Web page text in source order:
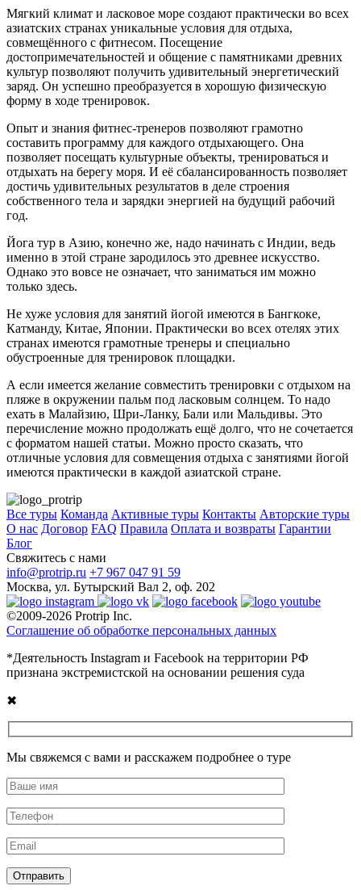
Мягкий климат и ласковое море создают практически во всех
азиатских странах уникальные условия для отдыха,
совмещённого с фитнесом. Посещение
достопримечательностей и общение с памятниками древних
культур позволяют получить удивительный энергетический
заряд. Он успешно преобразуется в хорошую физическую
форму в ходе тренировок.
Опыт и знания фитнес-тренеров позволяют грамотно
составить программу для каждого отдыхающего. Она
позволяет посещать культурные объекты, тренироваться и
отдыхать на берегу моря. И её сбалансированность позволяет
достичь удивительных результатов в деле строения
собственного тела и зарядки энергией на будущий рабочий
год.
Йога тур в Азию, конечно же, надо начинать с Индии, ведь
именно в этой стране зародилось это древнее искусство.
Однако это вовсе не означает, что заниматься им можно
только здесь.
Не хуже условия для занятий йогой имеются в Бангкоке,
Катманду, Китае, Японии. Практически во всех отелях этих
странах имеются грамотные тренеры и специально
обустроенные для тренировок площадки.
А если имеется желание совместить тренировки с отдыхом на
пляже в окружении пальм под ласковым солнцем. То надо
ехать в Малайзию, Шри-Ланку, Бали или Мальдивы. Это
перечисление можно продолжать ещё долго, что не сочетается
с форматом нашей статьи. Можно просто сказать, что
отличные условия для совмещения отдыха с занятиями йогой
имеются практически в каждой азиатской стране.
Все туры Команда Активные туры Контакты Авторские туры
О нас Договор FAQ Правила Оплата и возвраты Гарантии
Блог
Свяжитесь с нами
info@protrip.ru +7 967 047 91 59
Москва, ул. Бутырский Вал 2, оф. 202
©2009-2026 Protrip Inc.
Соглашение об обработке персональных данных
*Деятельность Instagram и Facebook на территории РФ
признана экстремистской на основании решения суда
✖
Мы свяжемся с вами и расскажем подробнее о туре
Отправить